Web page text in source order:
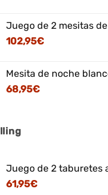
Juego de 2 mesitas
102,95€
Mesita de noche
68,95€
Juego de 2 taburetes
61,95€